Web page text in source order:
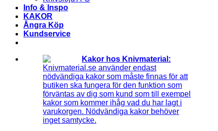
Info & Inspo
KAKOR
Ångra Köp
Kundservice
Kakor hos Knivmaterial:
Knivmaterial.se använder endast
nödvändiga kakor som måste finnas för att
butiken ska fungera för den funktion som
förväntas av dig som kund som till exempel
kakor som kommer ihåg vad du har lagt i
varukorgen. Nödvändiga kakor behöver
inget samtycke.